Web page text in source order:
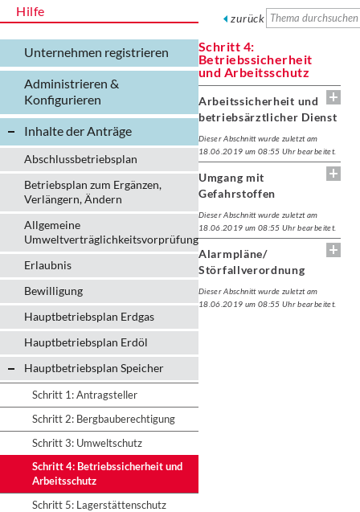
Hilfe
Unternehmen registrieren
Administrieren &
Konfigurieren
Inhalte der Anträge
Abschlussbetriebsplan
Betriebsplan zum Ergänzen,
Verlängern, Ändern
Allgemeine
Umweltverträglichkeitsvorprüfung
Erlaubnis
Bewilligung
Hauptbetriebsplan Erdgas
Hauptbetriebsplan Erdöl
Hauptbetriebsplan Speicher
Schritt 1: Antragsteller
Schritt 2: Bergbauberechtigung
Schritt 3: Umweltschutz
Schritt 4: Betriebssicherheit und
Arbeitsschutz
Schritt 5: Lagerstättenschutz
zurück
Schritt 4:
Betriebssicherheit
und Arbeitsschutz
Arbeitssicherheit und
betriebsärztlicher Dienst
Dieser Abschnitt wurde zuletzt am
18.06.2019 um 08:55 Uhr bearbeitet.
Umgang mit
Gefahrstoffen
Dieser Abschnitt wurde zuletzt am
18.06.2019 um 08:55 Uhr bearbeitet.
Alarmpläne/
Störfallverordnung
Dieser Abschnitt wurde zuletzt am
18.06.2019 um 08:55 Uhr bearbeitet.